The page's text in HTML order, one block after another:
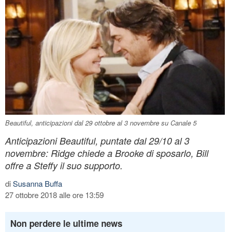
Beautiful, anticipazioni dal 29 ottobre al 3 novembre su Canale 5
Anticipazioni Beautiful, puntate dal 29/10 al 3
novembre: Ridge chiede a Brooke di sposarlo, Bill
offre a Steffy il suo supporto.
diSusanna Buffa
27 ottobre 2018 alle ore 13:59
Non perdere le ultime news